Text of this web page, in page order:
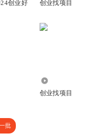
创业好
创业找项目
创业找项目
批